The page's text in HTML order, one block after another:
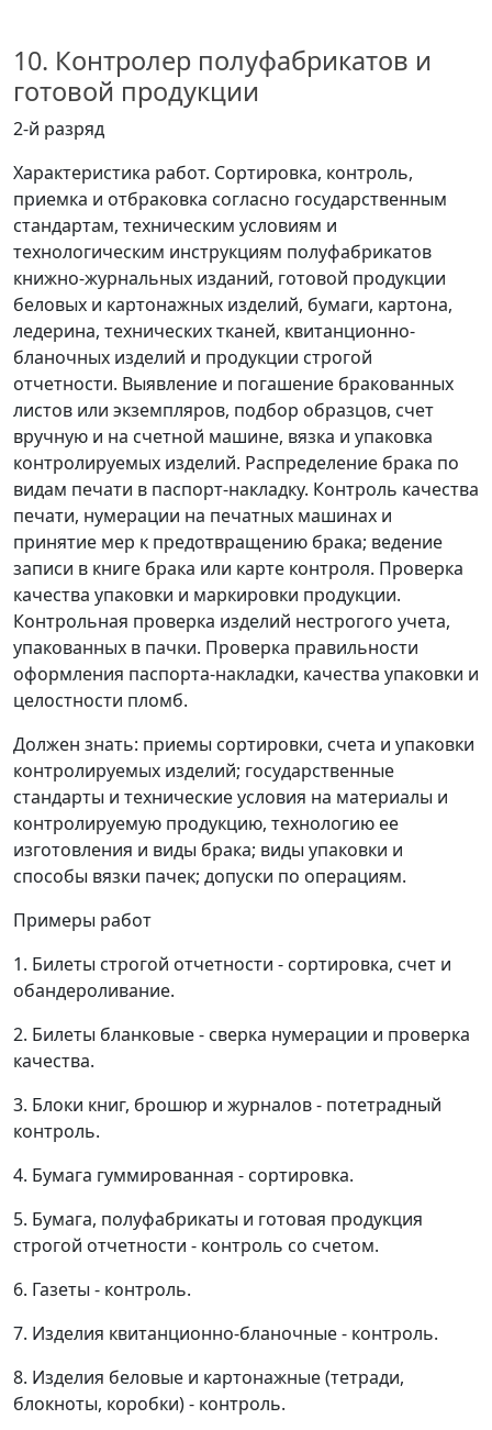
10. Контролер полуфабрикатов и
готовой продукции
2-й разряд
Характеристика работ. Сортировка, контроль,
приемка и отбраковка согласно государственным
стандартам, техническим условиям и
технологическим инструкциям полуфабрикатов
книжно-журнальных изданий, готовой продукции
беловых и картонажных изделий, бумаги, картона,
ледерина, технических тканей, квитанционно-
бланочных изделий и продукции строгой
отчетности. Выявление и погашение бракованных
листов или экземпляров, подбор образцов, счет
вручную и на счетной машине, вязка и упаковка
контролируемых изделий. Распределение брака по
видам печати в паспорт-накладку. Контроль качества
печати, нумерации на печатных машинах и
принятие мер к предотвращению брака; ведение
записи в книге брака или карте контроля. Проверка
качества упаковки и маркировки продукции.
Контрольная проверка изделий нестрогого учета,
упакованных в пачки. Проверка правильности
оформления паспорта-накладки, качества упаковки и
целостности пломб.
Должен знать: приемы сортировки, счета и упаковки
контролируемых изделий; государственные
стандарты и технические условия на материалы и
контролируемую продукцию, технологию ее
изготовления и виды брака; виды упаковки и
способы вязки пачек; допуски по операциям.
Примеры работ
1. Билеты строгой отчетности - сортировка, счет и
обандероливание.
2. Билеты бланковые - сверка нумерации и проверка
качества.
3. Блоки книг, брошюр и журналов - потетрадный
контроль.
4. Бумага гуммированная - сортировка.
5. Бумага, полуфабрикаты и готовая продукция
строгой отчетности - контроль со счетом.
6. Газеты - контроль.
7. Изделия квитанционно-бланочные - контроль.
8. Изделия беловые и картонажные (тетради,
блокноты, коробки) - контроль.